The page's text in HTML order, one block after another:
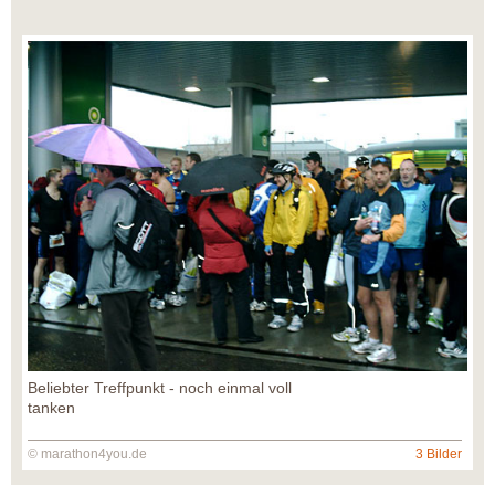
Beliebter Treffpunkt - noch einmal voll
tanken
© marathon4you.de 3 Bilder